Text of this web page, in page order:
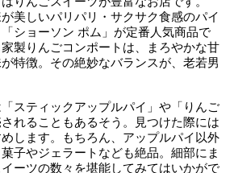
美しいパリパリ・サクサク食感のパイ
ショーソン ポム」が定番人気商品で
製りんごコンポートは、まろやかな甘
特徴。その絶妙なバランスが、老若男
スティックアップルパイ」や「りんご
れることもあるそう。見つけた際には
します。もちろん、アップルパイ以外
子やジェラートなども絶品。細部にま
ーツの数々を堪能してみてはいかがで